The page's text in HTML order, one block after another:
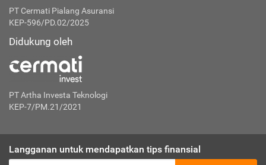
PT Cermati Pialang Asuransi
KEP-596/PD.02/2025
Didukung oleh
PT Artha Investa Teknologi
KEP-7/PM.21/2021
Langganan untuk mendapatkan tips finansial